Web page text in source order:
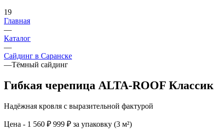
19
Главная
—
Каталог
—
Сайдинг в Саранске
—Тёмный сайдинг
Гибкая черепица ALTA-ROOF Классик
Надёжная кровля с выразительной фактурой
Цена - 1 560 ₽ 999 ₽ за упаковку (3 м²)